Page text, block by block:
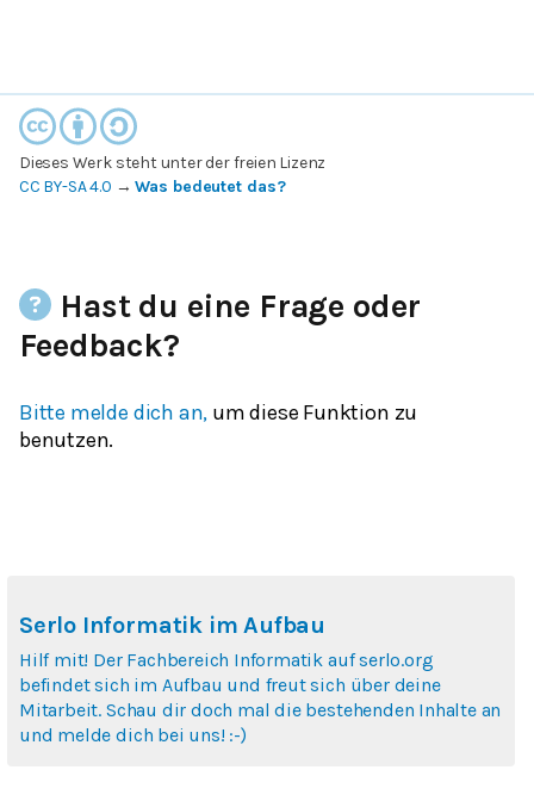
Dieses Werk steht unter der freien Lizenz
CC BY-SA 4.0 →Was bedeutet das?
Hast du eine Frage oder
Feedback?
Bitte melde dich an, um diese Funktion zu
benutzen.
Serlo Informatik im Aufbau
Hilf mit! Der Fachbereich Informatik auf serlo.org
befindet sich im Aufbau und freut sich über deine
Mitarbeit. Schau dir doch mal die bestehenden Inhalte an
und melde dich bei uns! :-)